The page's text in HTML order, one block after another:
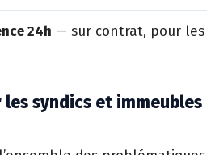
24h — sur contrat, pour les
les syndics et immeubles